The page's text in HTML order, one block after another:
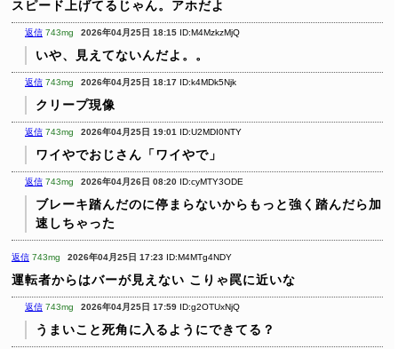
スピード上げてるじゃん。アホだよ
返信 743mg 2026年04月25日 18:15 ID:M4MzkzMjQ
いや、見えてないんだよ。。
返信 743mg 2026年04月25日 18:17 ID:k4MDk5Njk
クリープ現像
返信 743mg 2026年04月25日 19:01 ID:U2MDI0NTY
ワイやでおじさん「ワイやで」
返信 743mg 2026年04月26日 08:20 ID:cyMTY3ODE
ブレーキ踏んだのに停まらないからもっと強く踏んだら加
速しちゃった
返信 743mg 2026年04月25日 17:23 ID:M4MTg4NDY
運転者からはバーが見えない こりゃ罠に近いな
返信 743mg 2026年04月25日 17:59 ID:g2OTUxNjQ
うまいこと死角に入るようにできてる？